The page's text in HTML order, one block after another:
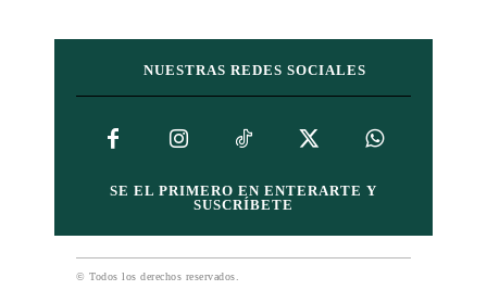
NUESTRAS REDES SOCIALES
SE EL PRIMERO EN ENTERARTE Y
SUSCRÍBETE
© Todos los derechos reservados.